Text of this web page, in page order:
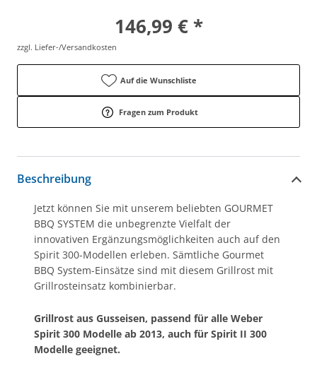
146,99 € *
zzgl. Liefer-/Versandkosten
Auf die Wunschliste
Fragen zum Produkt
Beschreibung
Jetzt können Sie mit unserem beliebten GOURMET
BBQ SYSTEM die unbegrenzte Vielfalt der
innovativen Ergänzungsmöglichkeiten auch auf den
Spirit 300-Modellen erleben. Sämtliche Gourmet
BBQ System-Einsätze sind mit diesem Grillrost mit
Grillrosteinsatz kombinierbar.
Grillrost aus Gusseisen, passend für alle Weber
Spirit 300 Modelle ab 2013, auch für Spirit II 300
Modelle geeignet.